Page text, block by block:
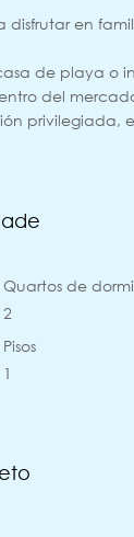
disfrutar en
de playa o
del
privilegiada,
Quartos de
2
Pisos
1